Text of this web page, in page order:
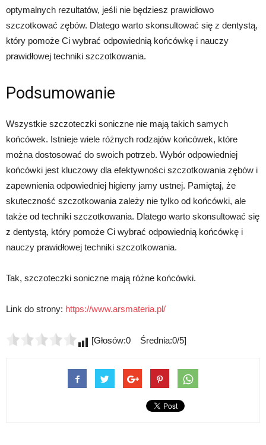
optymalnych rezultatów, jeśli nie będziesz prawidłowo
szczotkować zębów. Dlatego warto skonsultować się z dentystą,
który pomoże Ci wybrać odpowiednią końcówkę i nauczy
prawidłowej techniki szczotkowania.
Podsumowanie
Wszystkie szczoteczki soniczne nie mają takich samych
końcówek. Istnieje wiele różnych rodzajów końcówek, które
można dostosować do swoich potrzeb. Wybór odpowiedniej
końcówki jest kluczowy dla efektywności szczotkowania zębów i
zapewnienia odpowiedniej higieny jamy ustnej. Pamiętaj, że
skuteczność szczotkowania zależy nie tylko od końcówki, ale
także od techniki szczotkowania. Dlatego warto skonsultować się
z dentystą, który pomoże Ci wybrać odpowiednią końcówkę i
nauczy prawidłowej techniki szczotkowania.
Tak, szczoteczki soniczne mają różne końcówki.
Link do strony: https://www.arsmateria.pl/
[Głosów:0 Średnia:0/5]